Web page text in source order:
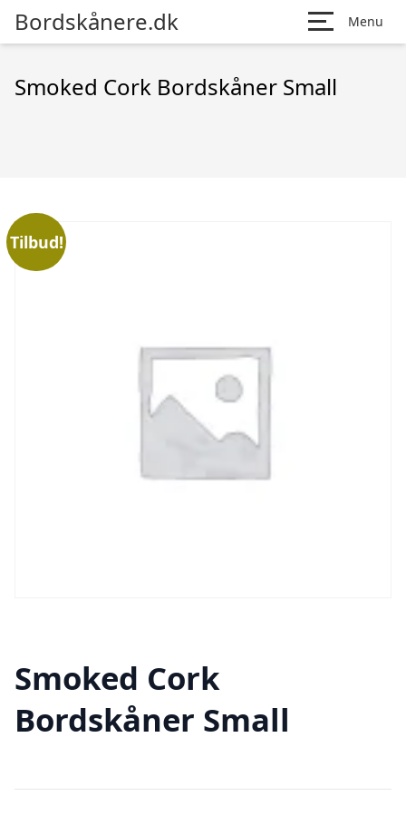
Bordskånere.dk Menu
Smoked Cork Bordskåner Small
Tilbud!
Smoked Cork
Bordskåner Small